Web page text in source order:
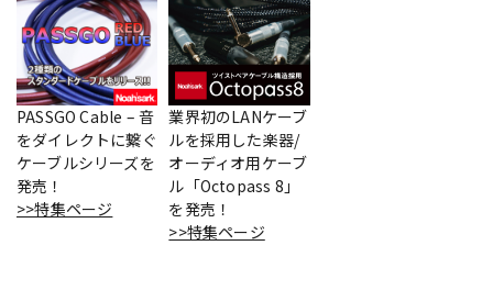
エレキギター
ベース
ドラム
PASSGO Cable – 音
をダイレクトに繋ぐ
ケーブルシリーズを
発売！
>>特集ページ
業界初のLANケーブ
ルを採用した楽器/
オーディオ用ケーブ
ル「Octopass 8」
を発売！
>>特集ページ